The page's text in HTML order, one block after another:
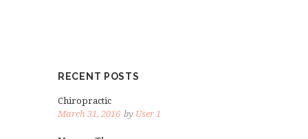
RECENT POSTS
Chiropractic
March 31, 2016 by User 1